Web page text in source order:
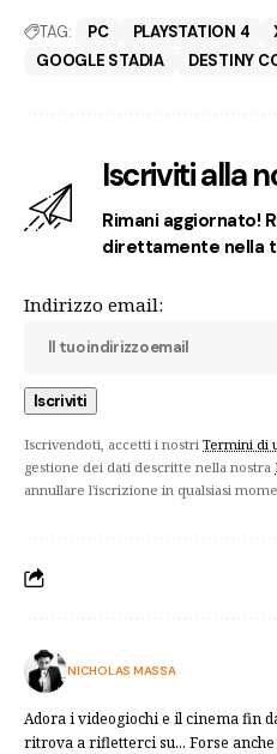
TAG: PC PLAYSTATION 4
GOOGLE STADIA
DESTINY
Iscriviti alla
Rimani aggiornato!
direttamente nella
Indirizzo email:
Iscrivendoti, accetti i nostri Termini di
gestione dei dati descritte nella nostra
annullare l'iscrizione in qualsiasi
NICHOLAS MASSA
Adora i videogiochi e il cinema fin
ritrova a rifletterci su... Forse